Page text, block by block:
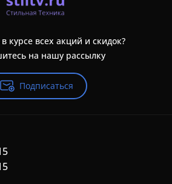
курсе всех акций и скидок?
на нашу рассылку
Подписаться